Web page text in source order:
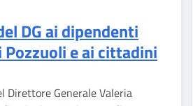
DG ai dipendenti
Pozzuoli e ai cittadini
Direttore Generale Valeria